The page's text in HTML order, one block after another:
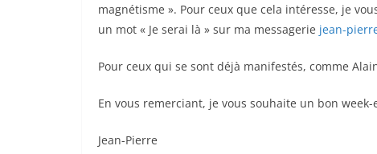
magnétisme ». Pour ceux que cela intéresse, je
un mot « Je serai là » sur ma messagerie jean-
Pour ceux qui se sont déjà manifestés, comme
En vous remerciant, je vous souhaite un bon week-
Jean-Pierre